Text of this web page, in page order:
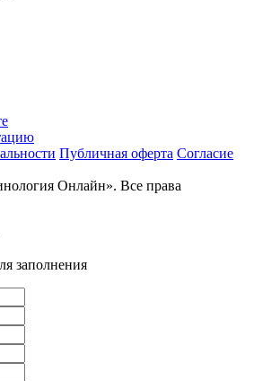
Публичная оферта Согласие
Онлайн». Все права
заполнения